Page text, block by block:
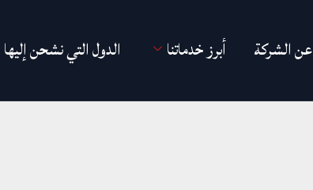
عن الشركة أبرز خدماتنا الدول التي نشحن إليها